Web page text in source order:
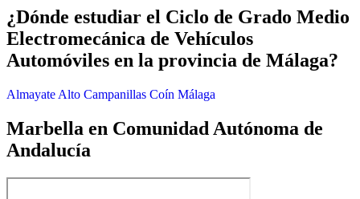
¿Dónde estudiar el Ciclo de Grado Medio
Electromecánica de Vehículos
Automóviles en la provincia de Málaga?
Almayate Alto Campanillas Coín Málaga
Marbella en Comunidad Autónoma de
Andalucía